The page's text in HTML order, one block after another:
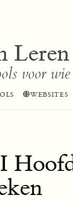
Leren
voor
WEBSITES